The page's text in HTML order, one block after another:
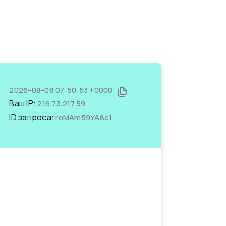
2026-08-08 07:50:53 +0000
Ваш IP:216.73.217.59
ID запроса:roMAm59YA8c1